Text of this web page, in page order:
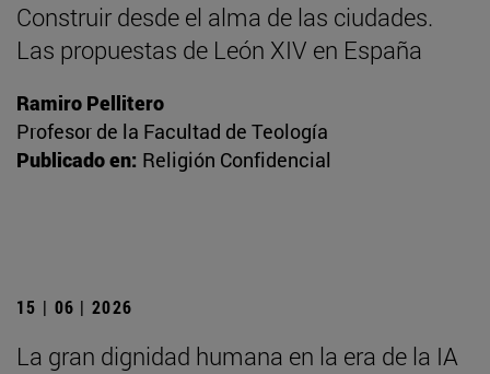
Construir desde el alma de las ciudades.
Las propuestas de León XIV en España
Ramiro Pellitero
Profesor de la Facultad de Teología
Publicado en: Religión Confidencial
15 | 06 | 2026
La gran dignidad humana en la era de la IA